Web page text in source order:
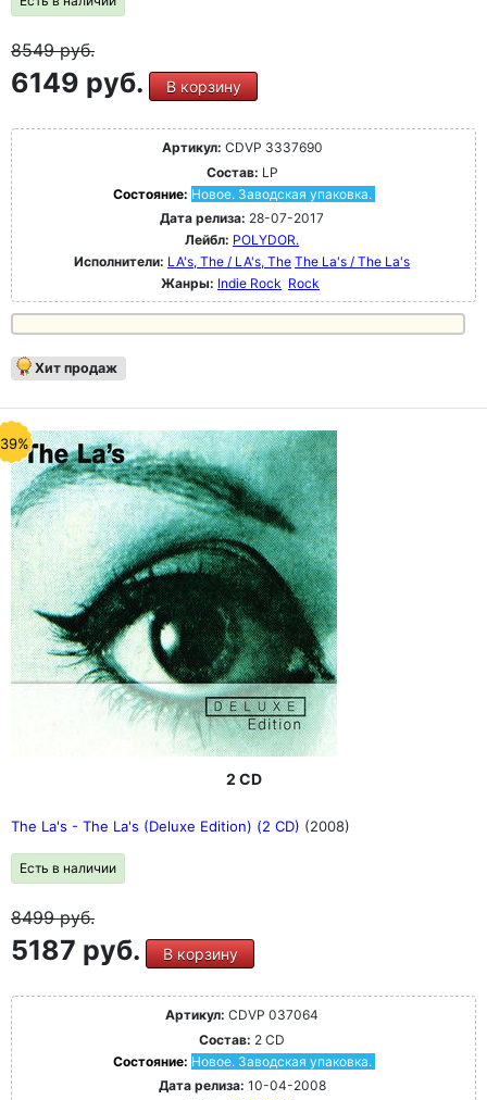
8549руб.
6149 руб. В корзину
Артикул: CDVP 3337690
Состав: LP
Состояние: Новое. Заводская упаковка.
Дата релиза: 28-07-2017
Лейбл: POLYDOR.
Исполнители: LA's, The / LA's, The The La's / The La's
Жанры: Indie Rock Rock
Хит продаж
2 CD
The La's - The La's (Deluxe Edition) (2 CD) (2008)
Есть в наличии
8499руб.
5187 руб. В корзину
Артикул: CDVP 037064
Состав: 2 CD
Состояние: Новое. Заводская упаковка.
Дата релиза: 10-04-2008